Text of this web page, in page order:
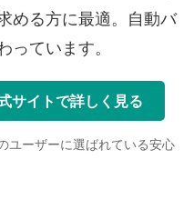
める方に最適。自動バ
っています。
サイトで詳しく見る
ユーザーに選ばれている安心